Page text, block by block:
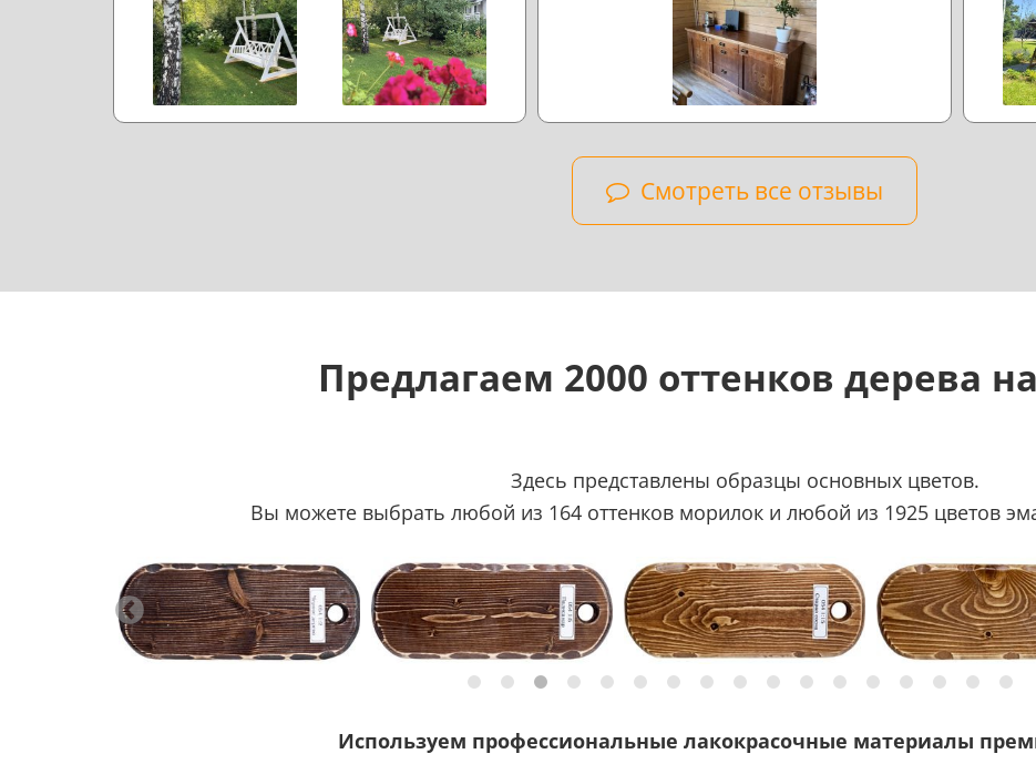
Смотреть все отзывы
Предлагаем 2000 оттенков дерева
Здесь представлены образцы основных цветов.
Вы можете выбрать любой из 164 оттенков морилок и любой из 1925 цветов
Используем профессиональные лакокрасочные материалы